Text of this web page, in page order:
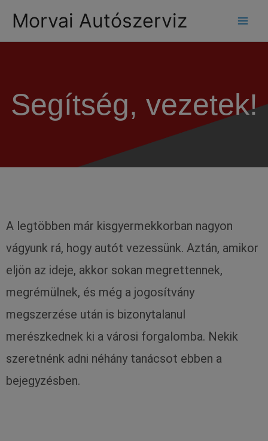
Morvai Autószerviz
Segítség, vezetek!
A legtöbben már kisgyermekkorban nagyon
vágyunk rá, hogy autót vezessünk. Aztán, amikor
eljön az ideje, akkor sokan megrettennek,
megrémülnek, és még a jogosítvány
megszerzése után is bizonytalanul
merészkednek ki a városi forgalomba. Nekik
szeretnénk adni néhány tanácsot ebben a
bejegyzésben.